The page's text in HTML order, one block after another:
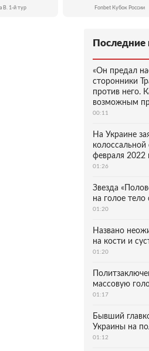
B. 1-й тур Fonbet Кубок России
Последние
«Он предал
сторонники
против него.
возможным
00:11
На Украине
февраля 2022
01:26
Звезда
на голое тело
01:20
Названо
на кости и
01:20
массовую
01:17
Бывший
Украины на
01:12